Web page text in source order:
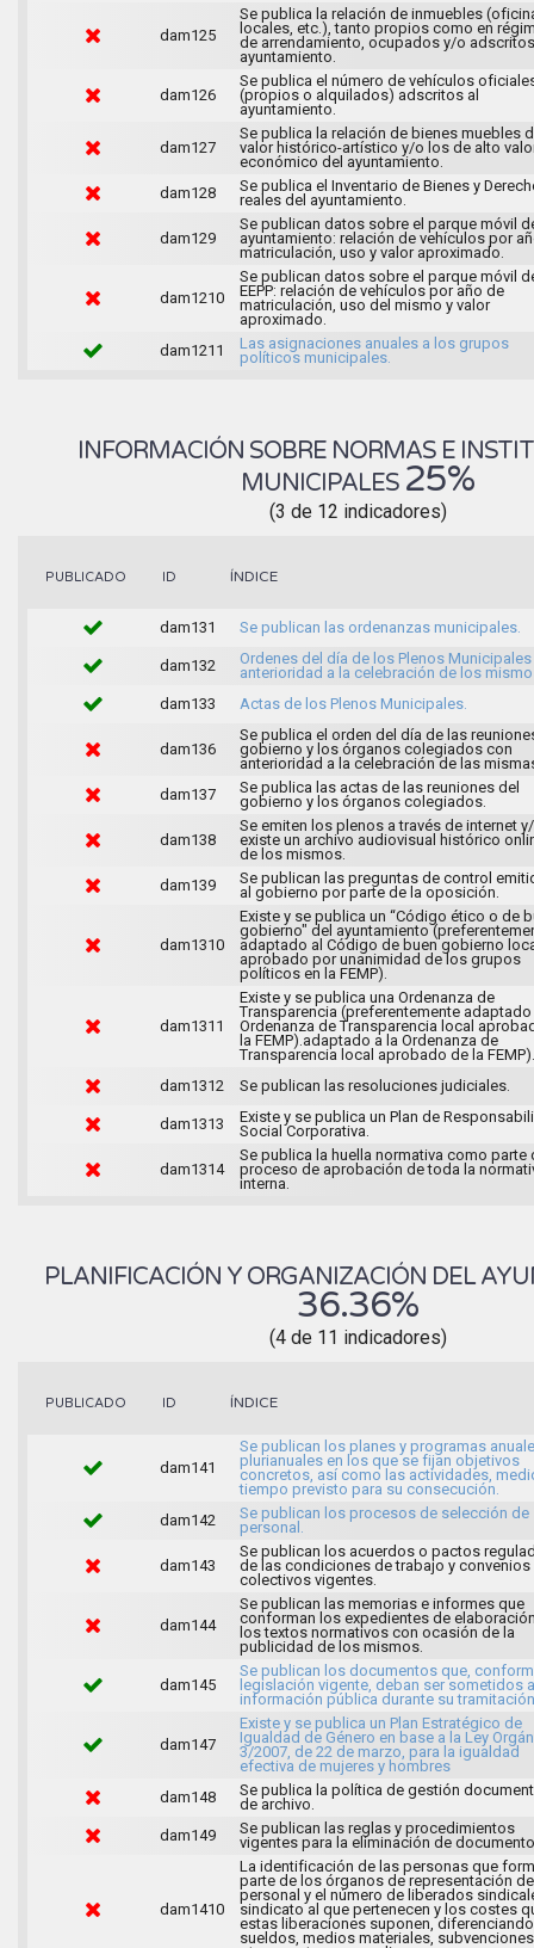
dam125
Se publica la relación de inmuebles
locales, etc.), tanto propios como en
de arrendamiento, ocupados y/o
ayuntamiento.
dam126
Se publica el número de vehículos
(propios o alquilados) adscritos al
ayuntamiento.
dam127
Se publica la relación de bienes muebles
valor histórico-artístico y/o los de alto
económico del ayuntamiento.
dam128
Se publica el Inventario de Bienes y
reales del ayuntamiento.
dam129
Se publican datos sobre el parque móvil
ayuntamiento: relación de vehículos por
matriculación, uso y valor aproximado.
dam1210
Se publican datos sobre el parque móvil
EEPP: relación de vehículos por año de
matriculación, uso del mismo y valor
aproximado.
dam1211
Las asignaciones anuales a los grupos
políticos municipales.
INFORMACIÓN SOBRE NORMAS E
MUNICIPALES 25%
(3 de 12 indicadores)
PUBLICADO ID ÍNDICE
dam131 Se publican las ordenanzas municipales.
dam132
Ordenes del día de los Plenos
anterioridad a la celebración de los
dam133
Actas de los Plenos Municipales.
dam136
Se publica el orden del día de las
gobierno y los órganos colegiados con
anterioridad a la celebración de las
dam137
Se publica las actas de las reuniones del
gobierno y los órganos colegiados.
dam138
Se emiten los plenos a través de internet
existe un archivo audiovisual histórico
de los mismos.
dam139
Se publican las preguntas de control
al gobierno por parte de la oposición.
dam1310
Existe y se publica un “Código ético o de
gobierno" del ayuntamiento
adaptado al Código de buen gobierno
aprobado por unanimidad de los grupos
políticos en la FEMP).
dam1311
Existe y se publica una Ordenanza de
Transparencia (preferentemente adaptado
Ordenanza de Transparencia local
la FEMP).adaptado a la Ordenanza de
Transparencia local aprobado de la FEMP).
dam1312
Se publican las resoluciones judiciales.
dam1313
Existe y se publica un Plan de
Social Corporativa.
dam1314
Se publica la huella normativa como parte
proceso de aprobación de toda la
interna.
PLANIFICACIÓN Y ORGANIZACIÓN DEL
36.36%
(4 de 11 indicadores)
PUBLICADO ID ÍNDICE
dam141
Se publican los planes y programas
plurianuales en los que se fijan objetivos
concretos, así como las actividades,
tiempo previsto para su consecución.
dam142
Se publican los procesos de selección de
personal.
dam143
Se publican los acuerdos o pactos
de las condiciones de trabajo y convenios
colectivos vigentes.
dam144
Se publican las memorias e informes que
conforman los expedientes de
los textos normativos con ocasión de la
publicidad de los mismos.
dam145
Se publican los documentos que,
legislación vigente, deban ser sometidos a
información pública durante su
dam147
Existe y se publica un Plan Estratégico de
Igualdad de Género en base a la Ley
3/2007, de 22 de marzo, para la igualdad
efectiva de mujeres y hombres
dam148
Se publica la política de gestión
de archivo.
dam149
Se publican las reglas y procedimientos
vigentes para la eliminación de
dam1410
La identificación de las personas que
parte de los órganos de representación
personal y el número de liberados
sindicato al que pertenecen y los costes
estas liberaciones suponen, diferenciando
sueldos, medios materiales,